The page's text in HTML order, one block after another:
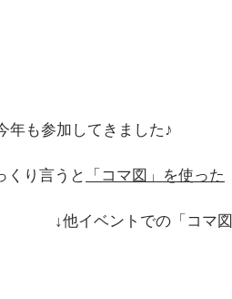
年も参加してきました♪
くり言うと「コマ図」を使った
↓他イベントでの「コマ